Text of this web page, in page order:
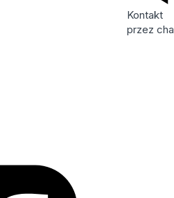
Kontakt
przez